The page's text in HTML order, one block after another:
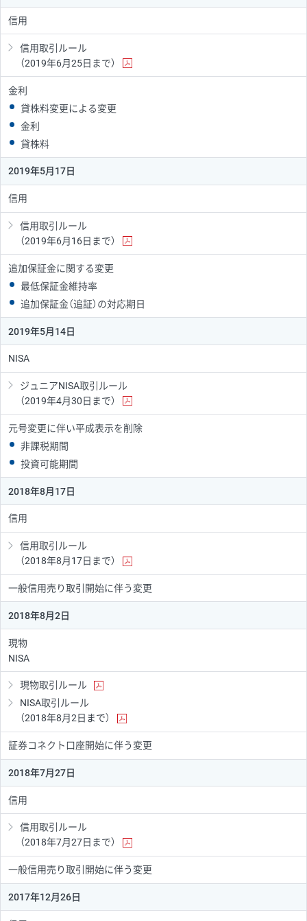
信用
信用取引ルール
（2019年6月25日まで）
金利
貸株料変更による変更
金利
貸株料
2019年5月17日
信用
信用取引ルール
（2019年6月16日まで）
追加保証金に関する変更
最低保証金維持率
追加保証金（追証）の対応期日
2019年5月14日
NISA
ジュニアNISA取引ルール
（2019年4月30日まで）
元号変更に伴い平成表示を削除
非課税期間
投資可能期間
2018年8月17日
信用
信用取引ルール
（2018年8月17日まで）
一般信用売り取引開始に伴う変更
2018年8月2日
現物
NISA
現物取引ルール
NISA取引ルール
（2018年8月2日まで）
証券コネクト口座開始に伴う変更
2018年7月27日
信用
信用取引ルール
（2018年7月27日まで）
一般信用売り取引開始に伴う変更
2017年12月26日